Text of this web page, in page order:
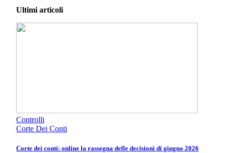
Ultimi articoli
Controlli
Corte Dei Conti
Corte dei conti: online la rassegna delle decisioni di giugno 2026